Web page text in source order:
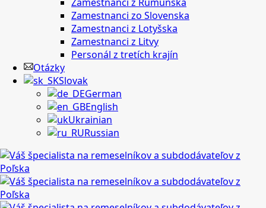
Zamestnanci zo Slovenska
Zamestnanci z Lotyšska
Zamestnanci z Litvy
Personál z tretích krajín
Otázky
Slovak
German
English
Ukrainian
Russian